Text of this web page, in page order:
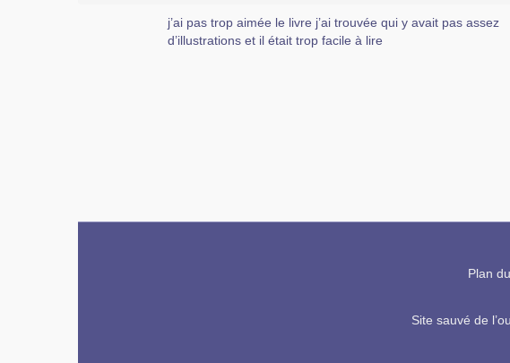
j’ai pas trop aimée le livre j’ai trouvée qui y avait pas assez
d’illustrations et il était trop facile à lire
Plan
Site sauvé de